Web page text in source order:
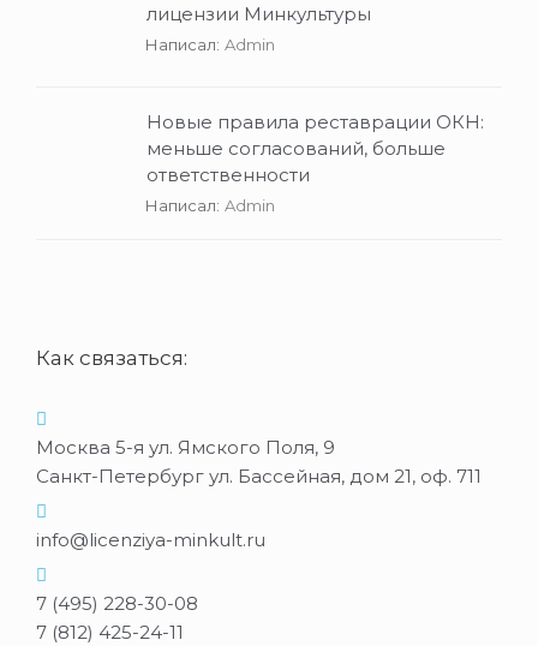
лицензии Минкультуры
Написал: Admin
Новые правила реставрации ОКН:
меньше согласований, больше
ответственности
Написал: Admin
Как связаться:
Москва 5-я ул. Ямского Поля, 9
Санкт-Петербург ул. Бассейная, дом 21, оф. 711
info@licenziya-minkult.ru
7 (495) 228-30-08
7 (812) 425-24-11